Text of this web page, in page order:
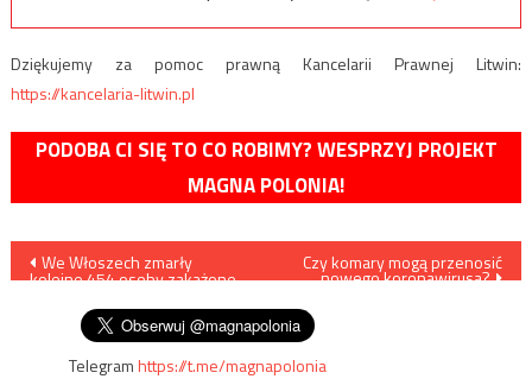
Dziękujemy za pomoc prawną Kancelarii Prawnej Litwin:
https://kancelaria-litwin.pl
PODOBA CI SIĘ TO CO ROBIMY? WESPRZYJ PROJEKT
MAGNA POLONIA!
Nawigacja
wpisu
We Włoszech zmarły
kolejne 454 osoby zakażone
Czy komary mogą przenosić
nowego koronawirusa?
Telegramhttps://t.me/magnapolonia